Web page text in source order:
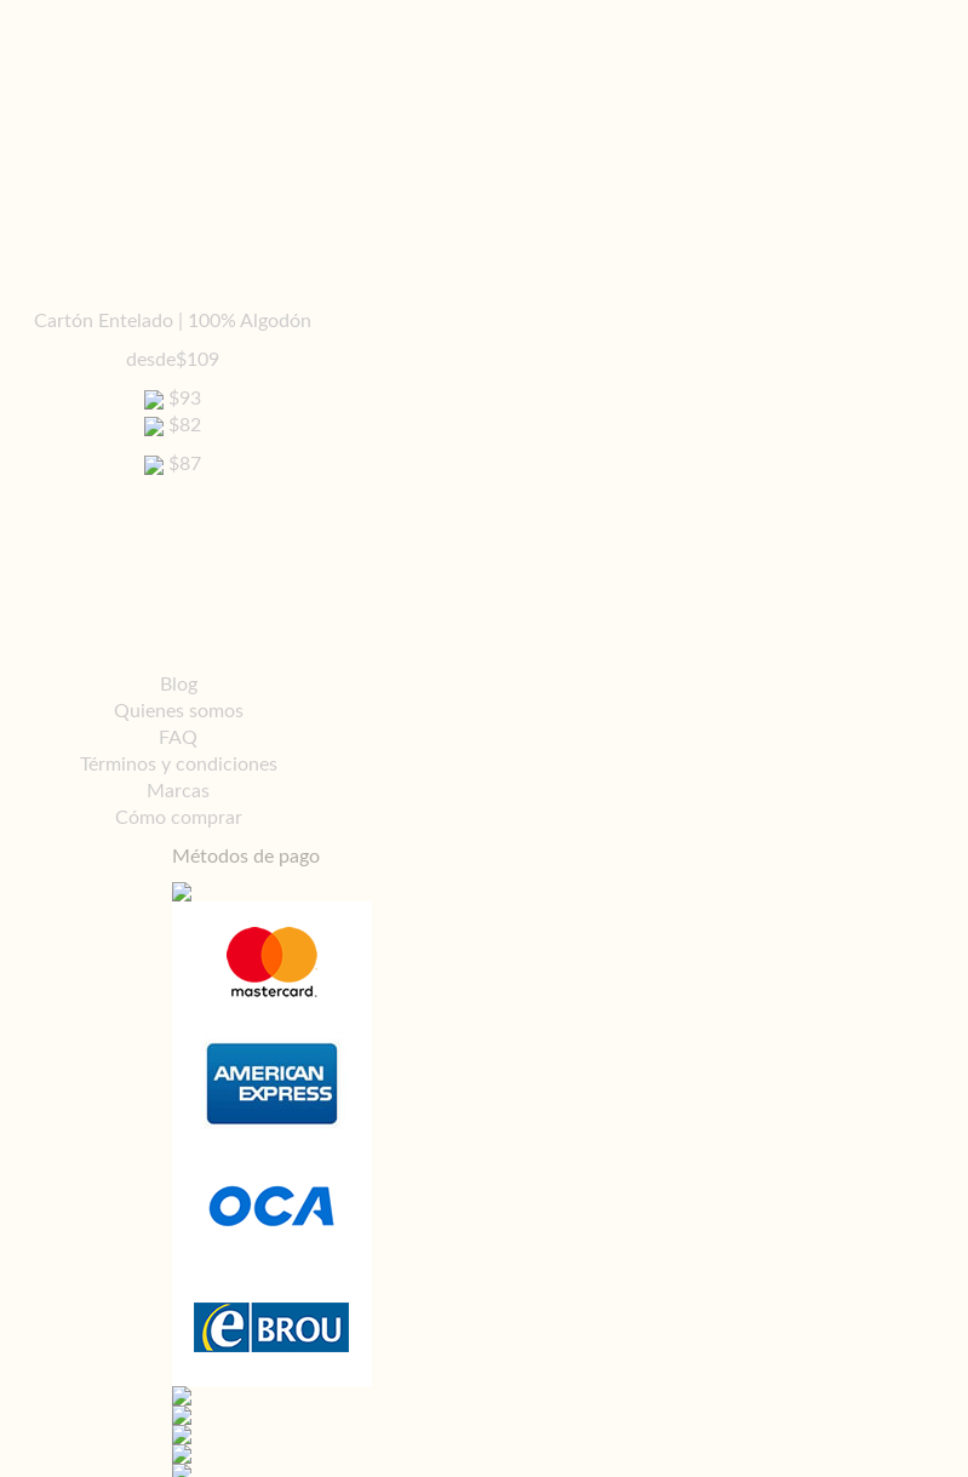
Cartón Entelado | 100% Algodón
desde$109
$93
$82
$87
Blog
Quienes somos
FAQ
Términos y condiciones
Marcas
Cómo comprar
Métodos de pago